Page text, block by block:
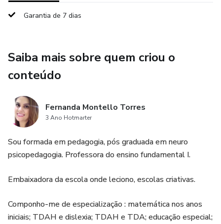
Garantia de 7 dias
Saiba mais sobre quem criou o
conteúdo
Fernanda Montello Torres
3 Ano Hotmarter
Sou formada em pedagogia, pós graduada em neuro
psicopedagogia. Professora do ensino fundamental I.
Embaixadora da escola onde leciono, escolas criativas.
Componho-me de especialização : matemática nos anos
iniciais; TDAH e dislexia; TDAH e TDA; educação especial;